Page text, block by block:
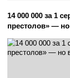
14 000 000 за 1
престолов» —